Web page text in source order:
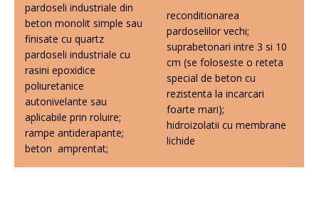
pardoseli industriale din
beton monolit simple sau
finisate cu quartz
pardoseli industriale cu
rasini epoxidice
poliuretanice
autonivelante sau
aplicabile prin roluire;
rampe antiderapante;
beton amprentat;
reconditionarea
pardoselilor vechi;
suprabetonari intre 3 si 10
cm (se foloseste o reteta
special de beton cu
rezistenta la incarcari
foarte mari);
hidroizolatii cu membrane
lichide